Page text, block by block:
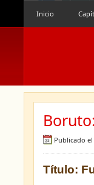
Inicio
Publicado
Título: